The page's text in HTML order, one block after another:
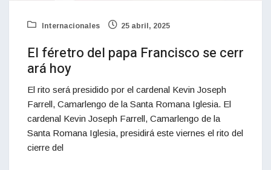
Internacionales 25 abril, 2025
El féretro del papa Francisco se cerr
ará hoy
El rito será presidido por el cardenal Kevin Joseph
Farrell, Camarlengo de la Santa Romana Iglesia. El
cardenal Kevin Joseph Farrell, Camarlengo de la
Santa Romana Iglesia, presidirá este viernes el rito del
cierre del